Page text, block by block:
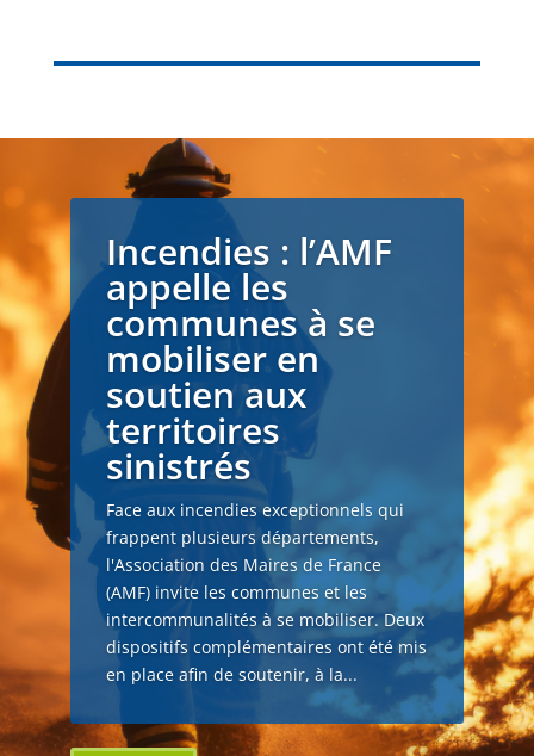
Incendies : l’AMF
appelle les
communes à se
mobiliser en
soutien aux
territoires
sinistrés
Face aux incendies exceptionnels qui
frappent plusieurs départements,
l'Association des Maires de France
(AMF) invite les communes et les
intercommunalités à se mobiliser. Deux
dispositifs complémentaires ont été mis
en place afin de soutenir, à la...